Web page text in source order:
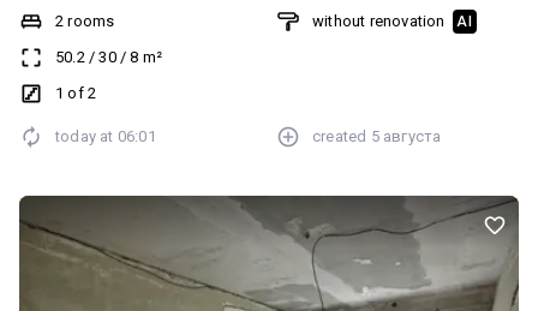
силікатної цегли. Знаходиться на першому поверсі з двох. Є
велика лоджія. Доглянутий зелений двір. Замінені вікна.
Частково залишаються меблі та техніка. Хороша дорога.
Громадський транспорт маршрут 75 та 151. Ціна 15000$ готові
2 rooms
50.2/30/8 m²
1 of 2
without renovation AI
today at 06:01 created 5 августа